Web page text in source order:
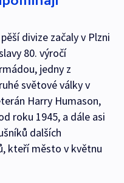
divize začaly v Plzni
80. výročí
jedny z
světové války v
Harry Humason,
roku 1945, a dále asi
dalších
kteří město v květnu